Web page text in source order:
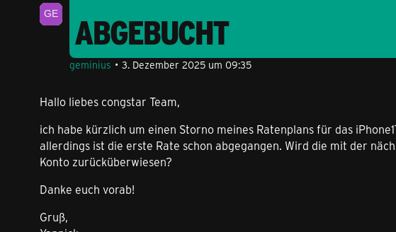
ABGEBUCHT
geminius 3. Dezember 2025 um 09:35
Hallo liebes congstar Team,
ich habe kürzlich um einen Storno meines Ratenplans für das
allerdings ist die erste Rate schon abgegangen. Wird die mit der
Konto zurücküberwiesen?
Danke euch vorab!
Gruß,